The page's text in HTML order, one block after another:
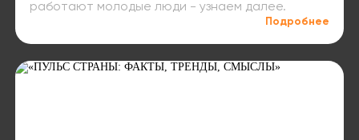
работают молодые люди - узнаем далее.
Подробнее